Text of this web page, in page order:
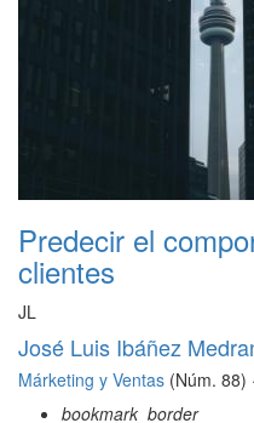
Predecir el
clientes
JL
José Luis Ibáñez
Márketing y Ventas (Núm. 88) ·
bookmark_border